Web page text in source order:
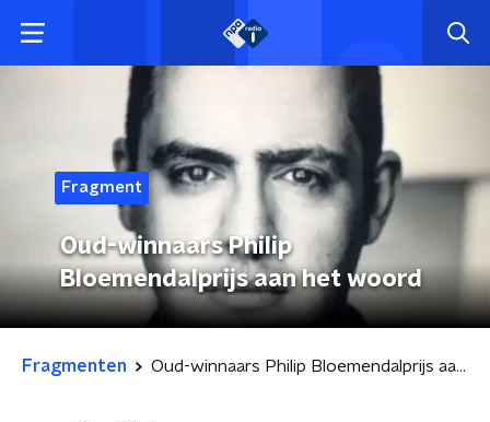
Fragment
Oud-winnaars Philip
Bloemendalprijs aan het woord
Fragmenten Oud-winnaars Philip Bloemendalprijs aan het woord